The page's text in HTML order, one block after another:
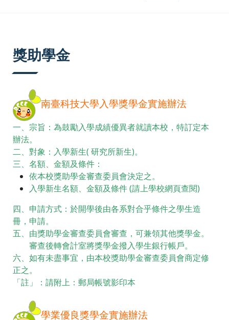
獎助學金
南臺科技大學入學獎學金實施辦法
一、宗旨：為鼓勵入學成績優異者就讀本校，特訂定本
辦法。
二、對象：入學新生( 研究所新生)。
三、名額、金額及條件：
依本校獎助學金審查委員會決定之。
入學新生名額、金額及條件 (請上學校網頁查閱)
四、申請方式：於開學後由各系對合乎條件之學生造
冊，申請。
五、由獎助學金審查委員會審查，可兼領其他獎學金。
審查後轉會計室將獎學金撥入學生銀行帳戶。
六、如有未盡事宜，由本校獎助學金審查委員會商定修
正之。
「註」：請附上：郵局帳號影印本
學業優良獎學金實施辦法